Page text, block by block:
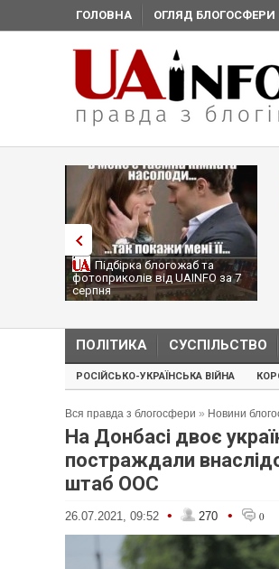
ГОЛОВНА ОГЛЯД БЛОГОСФЕРИ
Підбірка блогожаб та
фотоприколів від UAINFO за 7
серпня
ПОЛІТИКА СУСПІЛЬСТВО
РОСІЙСЬКО-УКРАЇНСЬКА ВІЙНА
Вся правда з блогосфери » Новини
На Донбасі двоє
постраждали
штаб ООС
26.07.2021, 09:52 • 270 • 0